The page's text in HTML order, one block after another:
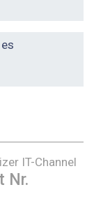
IT-Channel
Nr.